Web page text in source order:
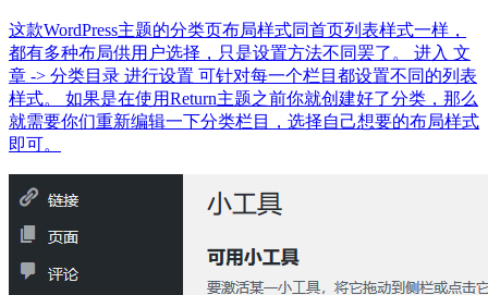
这款WordPress主题的分类页布局样式同首页列表样式一样，
都有多种布局供用户选择，只是设置方法不同罢了。 进入 文
章 -> 分类目录 进行设置 可针对每一个栏目都设置不同的列表
样式。 如果是在使用Return主题之前你就创建好了分类，那么
就需要你们重新编辑一下分类栏目，选择自己想要的布局样式
即可。